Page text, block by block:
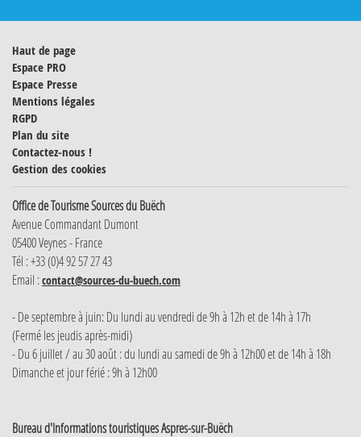
Haut de page
Espace PRO
Espace Presse
Mentions légales
RGPD
Plan du site
Contactez-nous !
Gestion des cookies
Office de Tourisme Sources du Buëch
Avenue Commandant Dumont
05400 Veynes - France
Tél : +33 (0)4 92 57 27 43
Email :contact@sources-du-buech.com
- De septembre à juin: Du lundi au vendredi de 9h à 12h et de 14h à 17h
(Fermé les jeudis après-midi)
- Du 6 juillet / au 30 août : du lundi au samedi de 9h à 12h00 et de 14h à 18h
Dimanche et jour férié : 9h à 12h00
Bureau d'Informations touristiques Aspres-sur-Buëch